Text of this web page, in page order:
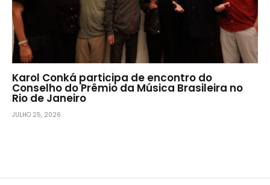
Karol Conká participa de encontro do
Conselho do Prêmio da Música Brasileira no
Rio de Janeiro
JULHO 25, 2026